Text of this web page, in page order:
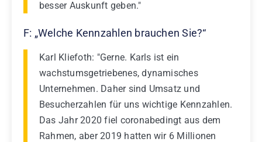
besser Auskunft geben."
F: „Welche Kennzahlen brauchen Sie?“
Karl Kliefoth: "Gerne. Karls ist ein
wachstumsgetriebenes, dynamisches
Unternehmen. Daher sind Umsatz und
Besucherzahlen für uns wichtige Kennzahlen.
Das Jahr 2020 fiel coronabedingt aus dem
Rahmen, aber 2019 hatten wir 6 Millionen